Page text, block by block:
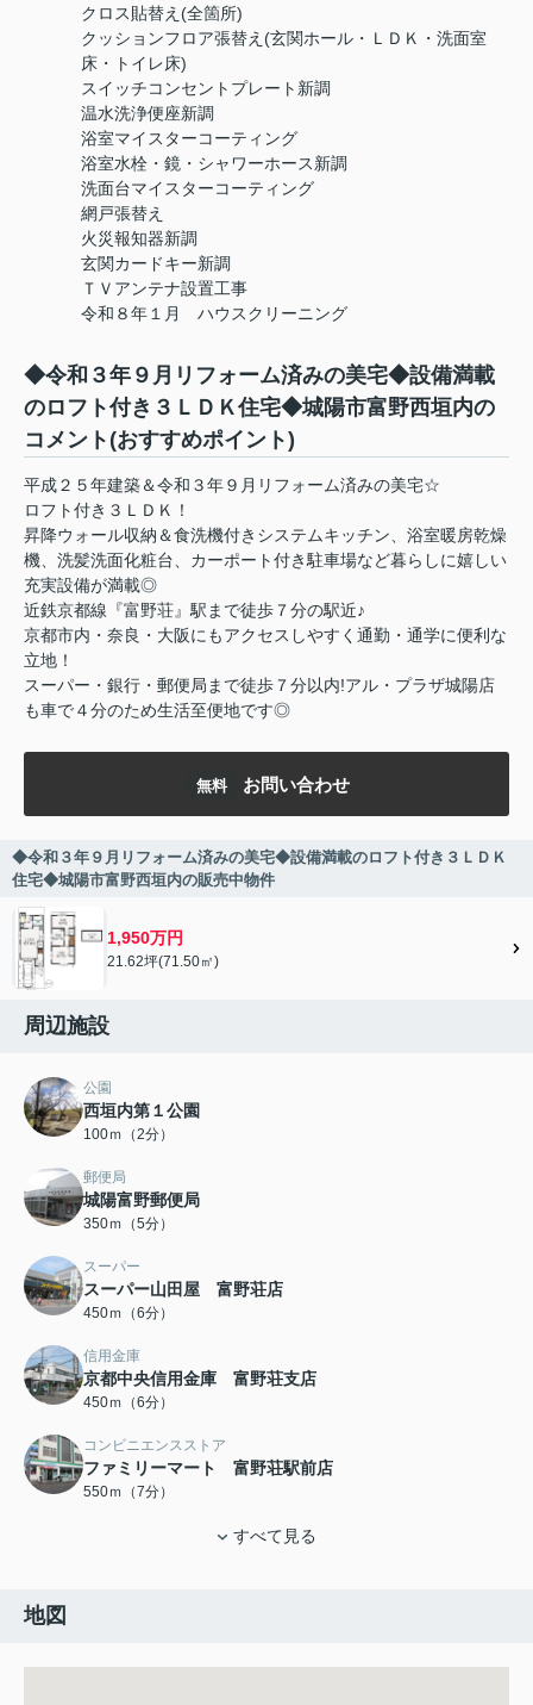
クロス貼替え(全箇所)
クッションフロア張替え(玄関ホール・ＬＤＫ・洗面室
床・トイレ床)
スイッチコンセントプレート新調
温水洗浄便座新調
浴室マイスターコーティング
浴室水栓・鏡・シャワーホース新調
洗面台マイスターコーティング
網戸張替え
火災報知器新調
玄関カードキー新調
ＴＶアンテナ設置工事
令和８年１月 ハウスクリーニング
◆令和３年９月リフォーム済みの美宅◆設備満載
のロフト付き３ＬＤＫ住宅◆城陽市富野西垣内の
コメント(おすすめポイント)
平成２５年建築＆令和３年９月リフォーム済みの美宅☆
ロフト付き３ＬＤＫ！
昇降ウォール収納＆食洗機付きシステムキッチン、浴室暖房乾燥
機、洗髪洗面化粧台、カーポート付き駐車場など暮らしに嬉しい
充実設備が満載◎
近鉄京都線『富野荘』駅まで徒歩７分の駅近♪
京都市内・奈良・大阪にもアクセスしやすく通勤・通学に便利な
立地！
スーパー・銀行・郵便局まで徒歩７分以内!アル・プラザ城陽店
も車で４分のため生活至便地です◎
無料 お問い合わせ
◆令和３年９月リフォーム済みの美宅◆設備満載のロフト付き３ＬＤＫ
住宅◆城陽市富野西垣内の販売中物件
1,950万円
21.62坪(71.50㎡)
周辺施設
公園
西垣内第１公園
100ｍ（2分）
郵便局
城陽富野郵便局
350ｍ（5分）
スーパー
スーパー山田屋 富野荘店
450ｍ（6分）
信用金庫
京都中央信用金庫 富野荘支店
450ｍ（6分）
コンビニエンスストア
ファミリーマート 富野荘駅前店
550ｍ（7分）
すべて見る
地図